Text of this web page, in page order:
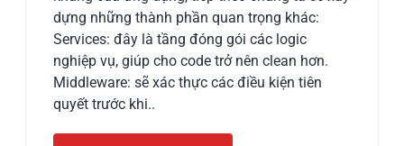
dựng những thành phần quan trọng khác:
Services: đây là tầng đóng gói các logic
nghiệp vụ, giúp cho code trở nên clean hơn.
Middleware: sẽ xác thực các điều kiện tiên
quyết trước khi..